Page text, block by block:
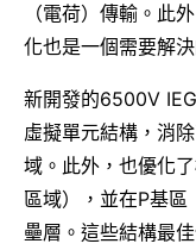
（電荷）傳輸。此
化也是一個需要解
新開發的6500V
虛擬單元結構，消
域。此外，也優化
區域），並在P基
壘層。這些結構最